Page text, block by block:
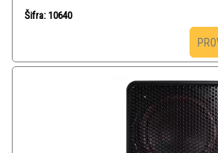
Šifra: 10640